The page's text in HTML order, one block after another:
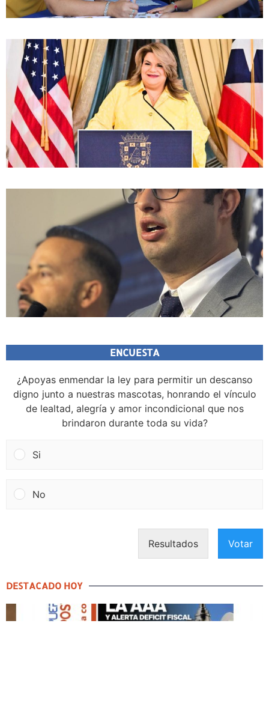
ENCUESTA
¿Apoyas enmendar la ley para permitir un descanso
digno junto a nuestras mascotas, honrando el vínculo
de lealtad, alegría y amor incondicional que nos
brindaron durante toda su vida?
Si
No
Resultados Votar
DESTACADO HOY